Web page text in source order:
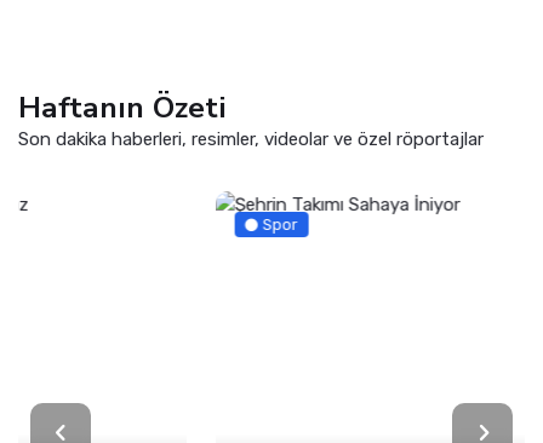
Haftanın Özeti
Son dakika haberleri, resimler, videolar ve özel röportajlar